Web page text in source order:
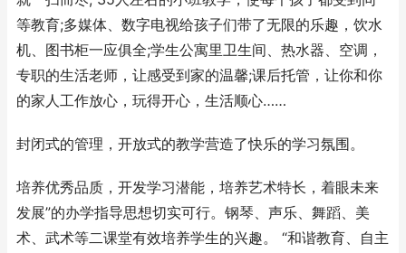
等教育;多媒体、数字电视给孩子们带了无限的乐趣，饮水
机、图书柜一应俱全;学生公寓里卫生间、热水器、空调，
专职的生活老师，让感受到家的温馨;课后托管，让你和你
的家人工作放心，玩得开心，生活顺心……
封闭式的管理，开放式的教学营造了快乐的学习氛围。
培养优秀品质，开发学习潜能，培养艺术特长，着眼未来
发展”的办学指导思想切实可行。钢琴、声乐、舞蹈、美
术、武术等二课堂有效培养学生的兴趣。 “和谐教育、自主